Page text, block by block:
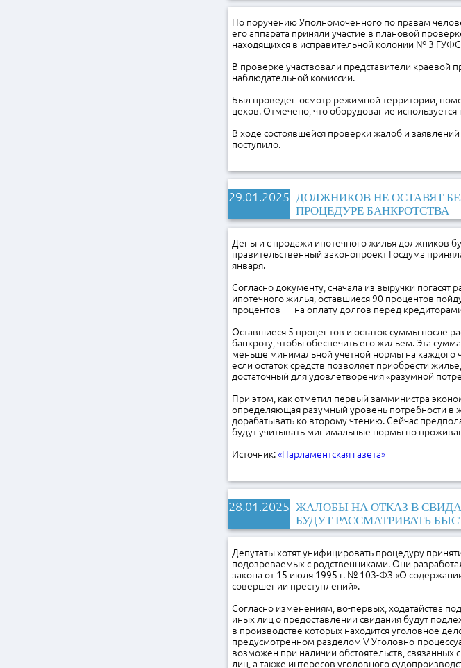
По поручению Уполномоченного по правам
его аппарата приняли участие в плановой
находящихся в исправительной колонии № 3
В проверке участвовали представители краевой
наблюдательной комиссии.
Был проведен осмотр режимной территории,
цехов. Отмечено, что оборудование
В ходе состоявшейся проверки жалоб и
поступило.
29.01.2025 ДОЛЖНИКОВ НЕ ОСТАВЯТ
ПРОЦЕДУРЕ БАНКРОТСТВА
Деньги с продажи ипотечного жилья должников
правительственный законопроект Госдума
января.
Согласно документу, сначала из выручки погасят
ипотечного жилья, оставшиеся 90 процентов
процентов — на оплату долгов перед
Оставшиеся 5 процентов и остаток суммы после
банкроту, чтобы обеспечить его жильем. Эта
меньше минимальной учетной нормы на каждого
если остаток средств позволяет приобрести
достаточный для удовлетворения «разумной
При этом, как отметил первый замминистра
определяющая разумный уровень потребности в
дорабатывать ко второму чтению. Сейчас
будут учитывать минимальные нормы по
Источник:«Парламентская газета»
28.01.2025 ЖАЛОБЫ НА ОТКАЗ В
БУДУТ РАССМАТРИВАТЬ
Депутаты хотят унифицировать процедуру
подозреваемых с родственниками. Они
закона от 15 июля 1995 г. № 103-ФЗ «О
совершении преступлений».
Согласно изменениям, во-первых, ходатайства
иных лиц о предоставлении свидания будут
в производстве которых находится уголовное
предусмотренном разделом V Уголовно-
возможен при наличии обстоятельств,
лиц, а также интересов уголовного